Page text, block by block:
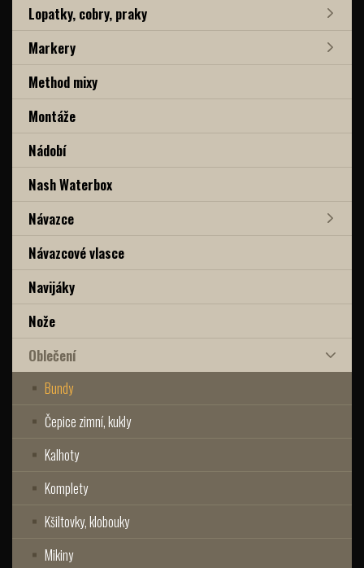
Lopatky, cobry, praky
Markery
Method mixy
Montáže
Nádobí
Nash Waterbox
Návazce
Návazcové vlasce
Navijáky
Nože
Oblečení
Bundy
Čepice zimní, kukly
Kalhoty
Komplety
Kšiltovky, klobouky
Mikiny